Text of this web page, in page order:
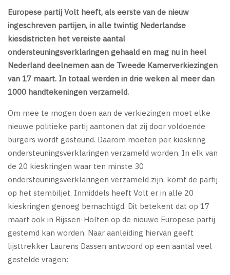
Europese partij Volt heeft, als eerste van de nieuw
ingeschreven partijen, in alle twintig Nederlandse
kiesdistricten het vereiste aantal
ondersteuningsverklaringen gehaald en mag nu in heel
Nederland deelnemen aan de Tweede Kamerverkiezingen
van 17 maart. In totaal werden in drie weken al meer dan
1000 handtekeningen verzameld.
Om mee te mogen doen aan de verkiezingen moet elke
nieuwe politieke partij aantonen dat zij door voldoende
burgers wordt gesteund. Daarom moeten per kieskring
ondersteuningsverklaringen verzameld worden. In elk van
de 20 kieskringen waar ten minste 30
ondersteuningsverklaringen verzameld zijn, komt de partij
op het stembiljet. Inmiddels heeft Volt er in alle 20
kieskringen genoeg bemachtigd. Dit betekent dat op 17
maart ook in Rijssen-Holten op de nieuwe Europese partij
gestemd kan worden. Naar aanleiding hiervan geeft
lijsttrekker Laurens Dassen antwoord op een aantal veel
gestelde vragen: